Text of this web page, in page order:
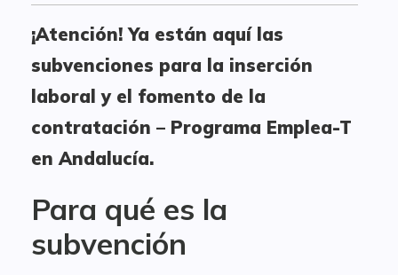
¡Atención! Ya están aquí las
subvenciones para la inserción
laboral y el fomento de la
contratación – Programa Emplea-T
en Andalucía.
Para qué es la
subvención